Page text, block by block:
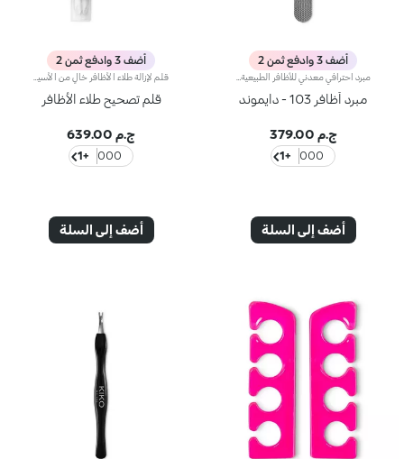
أضف 3 وادفع ثمن 2
مبرد أظافر 103 - دايموند
ج.م 379.00
000
+1
أضف إلى السلة
أضف 3 وادفع ثمن 2
قلم تصحيح طلاء الأظافر
ج.م 639.00
000
+1
أضف إلى السلة